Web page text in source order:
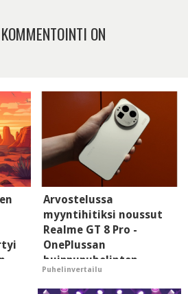
ON
Arvostelussa
myyntihitiksi noussut
Realme GT 8 Pro -
OnePlussan
huippupuhelinten
"perillinen"
Puhelinvertailu